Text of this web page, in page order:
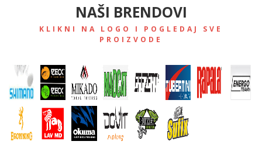
NAŠI BRENDOVI
KLIKNI NA LOGO I POGLEDAJ SVE
PROIZVODE